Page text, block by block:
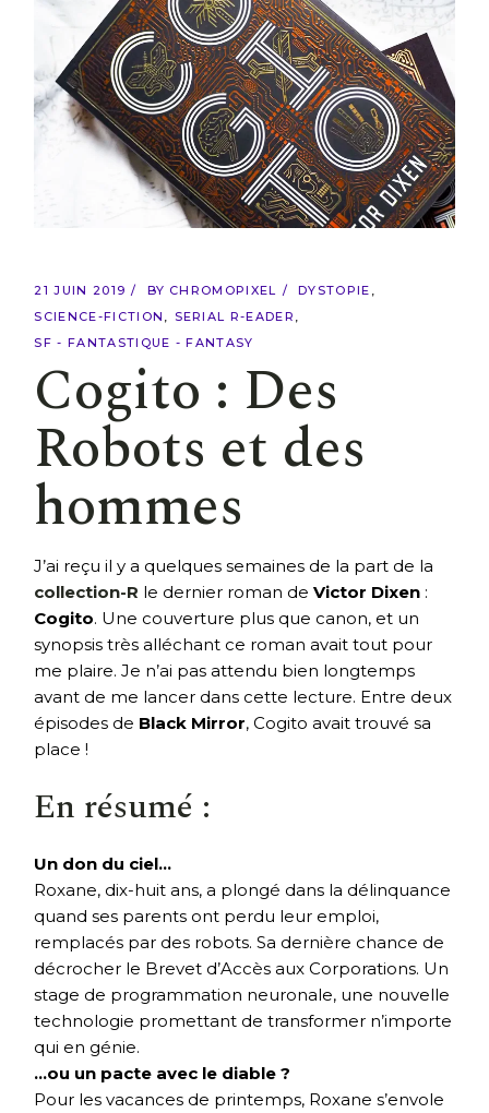
21 JUIN 2019 BY CHROMOPIXEL
DYSTOPIE
SCIENCE-FICTION
SERIAL R-EADER
SF - FANTASTIQUE - FANTASY
Cogito : Des
Robots et des
hommes
J’ai reçu il y a quelques semaines de la part de la
collection-R le dernier roman deVictor Dixen :
Cogito. Une couverture plus que canon, et un
synopsis très alléchant ce roman avait tout pour
me plaire. Je n’ai pas attendu bien longtemps
avant de me lancer dans cette lecture. Entre deux
épisodes de Black Mirror, Cogito avait trouvé sa
place !
En résumé :
Un don du ciel…
Roxane, dix-huit ans, a plongé dans la délinquance
quand ses parents ont perdu leur emploi,
remplacés par des robots. Sa dernière chance de
décrocher le Brevet d’Accès aux Corporations. Un
stage de programmation neuronale, une nouvelle
technologie promettant de transformer n’importe
qui en génie.
…ou un pacte avec le diable ?
Pour les vacances de printemps, Roxane s’envole